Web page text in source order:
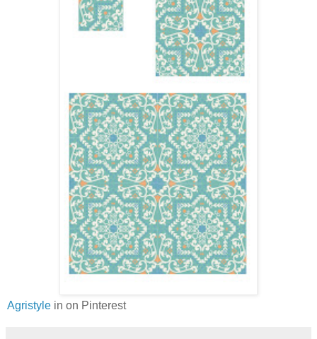
Agristyle in on Pinterest